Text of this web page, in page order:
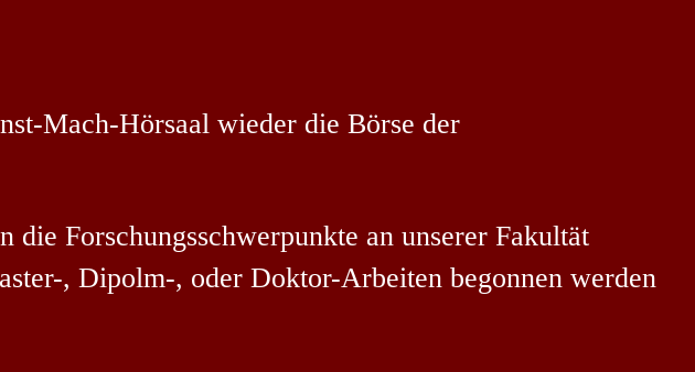
Mach-Hörsaal wieder die Börse der
die Forschungsschwerpunkte an unserer Fakultät
, Dipolm-, oder Doktor-Arbeiten begonnen werden